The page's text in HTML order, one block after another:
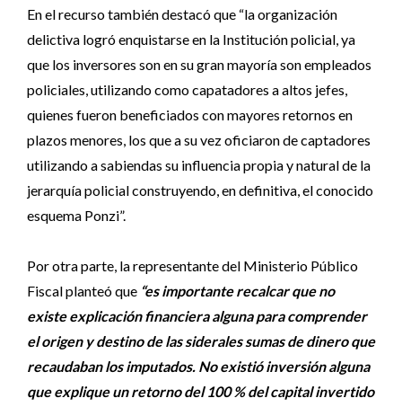
En el recurso también destacó que “la organización
delictiva logró enquistarse en la Institución policial, ya
que los inversores son en su gran mayoría son empleados
policiales, utilizando como capatadores a altos jefes,
quienes fueron beneficiados con mayores retornos en
plazos menores, los que a su vez oficiaron de captadores
utilizando a sabiendas su influencia propia y natural de la
jerarquía policial construyendo, en definitiva, el conocido
esquema Ponzi”.
Por otra parte, la representante del Ministerio Público
Fiscal planteó que “es importante recalcar que no
existe explicación financiera alguna para comprender
el origen y destino de las siderales sumas de dinero que
recaudaban los imputados. No existió inversión alguna
que explique un retorno del 100 % del capital invertido